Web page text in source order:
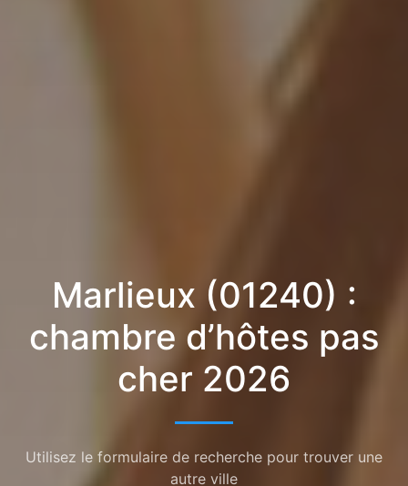
Marlieux (01240) :
chambre d’hôtes pas
cher 2026
Utilisez le formulaire de recherche pour trouver une
autre ville